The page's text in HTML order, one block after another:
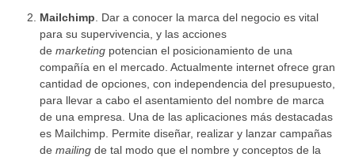
Mailchimp . Dar a conocer la marca del negocio es vital
para su supervivencia, y las acciones
de marketing potencian el posicionamiento de una
compañía en el mercado. Actualmente internet ofrece gran
cantidad de opciones, con independencia del presupuesto,
para llevar a cabo el asentamiento del nombre de marca
de una empresa. Una de las aplicaciones más destacadas
es Mailchimp. Permite diseñar, realizar y lanzar campañas
de mailing de tal modo que el nombre y conceptos de la